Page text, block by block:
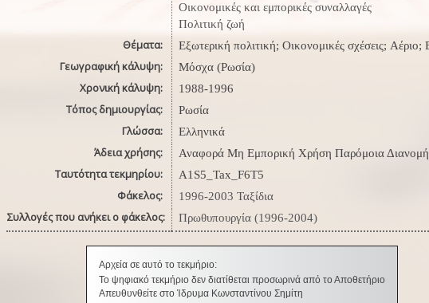
Οικονομικές και εμπορικές συναλλαγές
Πολιτική ζωή
Θέματα: Εξωτερική πολιτική; Οικονομικές σχέσεις; Αέριο;
Γεωγραφική κάλυψη: Μόσχα (Ρωσία)
Χρονική κάλυψη: 1988-1996
Τόπος δημιουργίας: Ρωσία
Γλώσσα: Ελληνικά
Άδεια χρήσης: Αναφορά Μη Εμπορική Χρήση Παρόμοια Διανομή
Ταυτότητα τεκμηρίου: A1S5_Tax_F6T5
Φάκελος: 1996-2003 Ταξίδια
Συλλογές που ανήκει ο φάκελος: Πρωθυπουργία (1996-2004)
Αρχεία σε αυτό το τεκμήριο:
Το ψηφιακό τεκμήριο δεν διατίθεται προσωρινά από το Αποθετήριο
Απευθυνθείτε στο Ίδρυμα Κωνσταντίνου Σημίτη